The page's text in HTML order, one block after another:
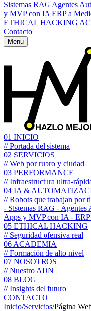
Sistemas RAG Agentes
y MVP con IA ERP a
ETHICAL HACKING
Contacto
Menu
01 INICIO
// Portada del sistema
02 SERVICIOS
// Web por rubro y ciudad
03 PERFORMANCE
// Infraestructura ultra-
04 IA &
// Robots que trabajan por ti
- Sistemas RAG - Agentes
Apps y MVP con IA -
05 ETHICAL HACKING
// Seguridad ofensiva real
06 ACADEMIA
// Formación de alto nivel
07 NOSOTROS
// Nuestro ADN
08 BLOG
// Insights del futuro
CONTACTO
Inicio/Servicios/Página